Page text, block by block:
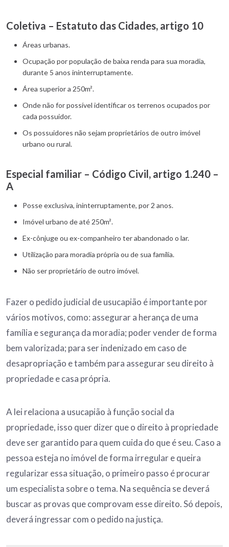
Coletiva – Estatuto das Cidades, artigo 10
Áreas urbanas.
Ocupação por população de baixa renda para sua moradia,
durante 5 anos ininterruptamente.
Área superior a 250m².
Onde não for possível identificar os terrenos ocupados por
cada possuidor.
Os possuidores não sejam proprietários de outro imóvel
urbano ou rural.
Especial familiar – Código Civil, artigo 1.240 –
A
Posse exclusiva, ininterruptamente, por 2 anos.
Imóvel urbano de até 250m².
Ex-cônjuge ou ex-companheiro ter abandonado o lar.
Utilização para moradia própria ou de sua família.
Não ser proprietário de outro imóvel.
Fazer o pedido judicial de usucapião é importante por
vários motivos, como: assegurar a herança de uma
família e segurança da moradia; poder vender de forma
bem valorizada; para ser indenizado em caso de
desapropriação e também para assegurar seu direito à
propriedade e casa própria.
A lei relaciona a usucapião à função social da
propriedade, isso quer dizer que o direito à propriedade
deve ser garantido para quem cuida do que é seu. Caso a
pessoa esteja no imóvel de forma irregular e queira
regularizar essa situação, o primeiro passo é procurar
um especialista sobre o tema. Na sequência se deverá
buscar as provas que comprovam esse direito. Só depois,
deverá ingressar com o pedido na justiça.